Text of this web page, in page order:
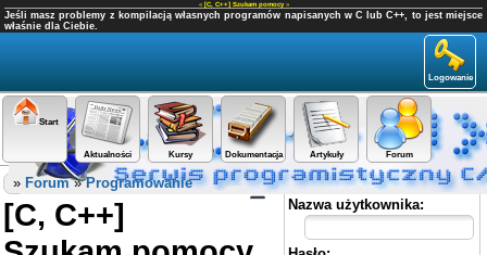
« [C, C++] Szukam pomocy»
Jeśli masz problemy z kompilacją własnych programów napisanych w C lub C++, to jest miejsce
właśnie dla Ciebie.
Logowanie
Start
Aktualności Kursy Dokumentacja Artykuły Forum
Panel użytkownika
Nazwa użytkownika:
» Forum»Programowanie
[C, C++]